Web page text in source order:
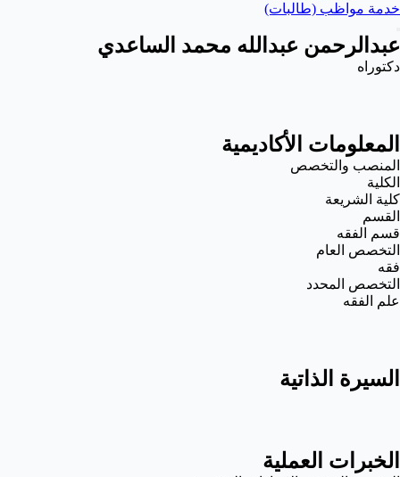
خدمة مواظب (طالبات)
عبدالرحمن عبدالله محمد الساعدي
دكتوراه
المعلومات الأكاديمية
المنصب والتخصص
الكلية
كلية الشريعة
القسم
قسم الفقه
التخصص العام
فقه
التخصص المحدد
علم الفقه
السيرة الذاتية
الخبرات العملية